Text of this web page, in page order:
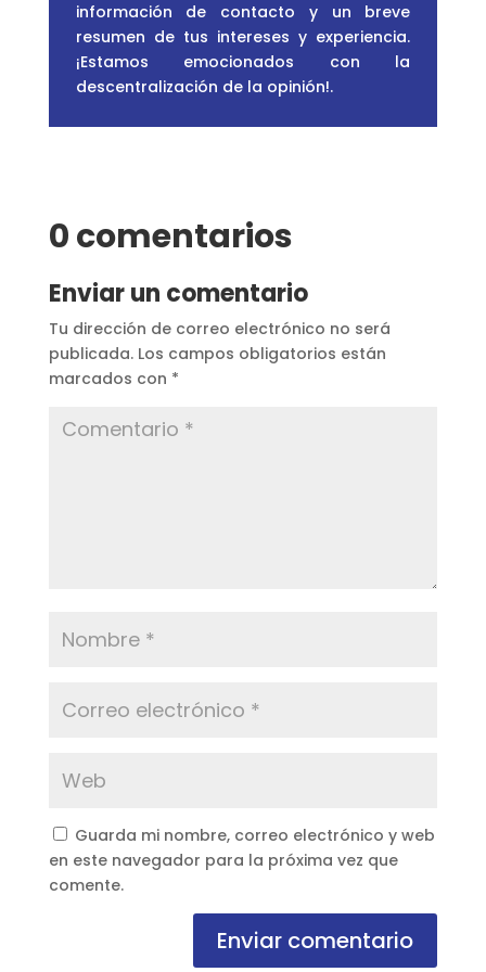
información de contacto y un breve
resumen de tus intereses y experiencia.
¡Estamos emocionados con la
descentralización de la opinión!.
0 comentarios
Enviar un comentario
Tu dirección de correo electrónico no será
publicada. Los campos obligatorios están
marcados con *
Guarda mi nombre, correo electrónico y web
en este navegador para la próxima vez que
comente.
Enviar comentario